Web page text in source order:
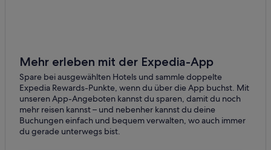
Mehr erleben mit der Expedia-App
Spare bei ausgewählten Hotels und sammle doppelte
Expedia Rewards-Punkte, wenn du über die App buchst. Mit
unseren App-Angeboten kannst du sparen, damit du noch
mehr reisen kannst – und nebenher kannst du deine
Buchungen einfach und bequem verwalten, wo auch immer
du gerade unterwegs bist.